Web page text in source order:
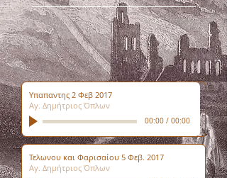
Υπαπαντης 2 Φεβ 2017
Αγ. Δημήτριος Όπλων
00:00 / 00:00
Τελωνου και Φαρισαίου 5 Φεβ. 2017
Αγ. Δημήτριος Όπλων